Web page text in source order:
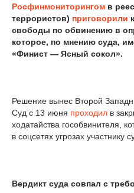
Росфинмониторингом в
террористов) приговорили
свободы по обвинению в
которое, по мнению суда,
«Финист — Ясный сокол».
Решение вынес Второй
Суд с 13 июня проходил в
ходатайства гособвинителя,
в соцсетях угрозах участнику
Вердикт суда совпал с